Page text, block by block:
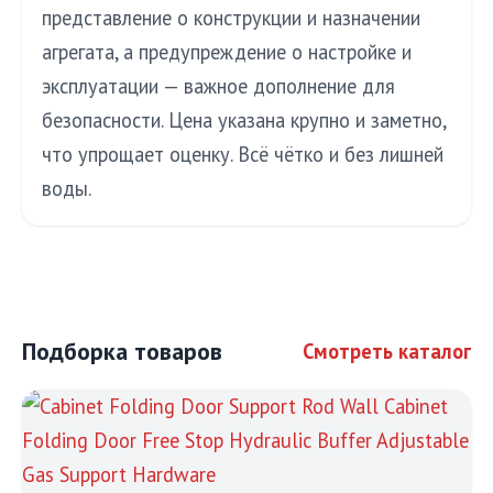
представление о конструкции и назначении
агрегата, а предупреждение о настройке и
эксплуатации — важное дополнение для
безопасности. Цена указана крупно и заметно,
что упрощает оценку. Всё чётко и без лишней
воды.
Подборка товаров Смотреть каталог